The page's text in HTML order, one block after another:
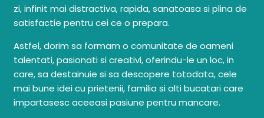
zi, infinit mai distractiva, rapida, sanatoasa si plina de
satisfactie pentru cei ce o prepara.
Astfel, dorim sa formam o comunitate de oameni
talentati, pasionati si creativi, oferindu-le un loc, in
care, sa destainuie si sa descopere totodata, cele
mai bune idei cu prietenii, familia si alti bucatari care
impartasesc aceeasi pasiune pentru mancare.